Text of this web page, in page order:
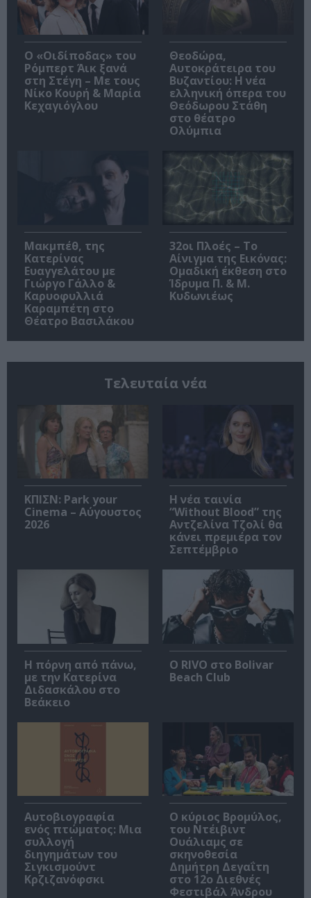
O «Οιδίποδας» του
Ρόμπερτ Άικ ξανά
στη Στέγη – Με τους
Νίκο Κουρή & Μαρία
Κεχαγιόγλου
Θεοδώρα,
Αυτοκράτειρα του
Βυζαντίου: Η νέα
ελληνική όπερα του
Θεόδωρου Στάθη
στο θέατρο
Ολύμπια
Μακμπέθ, της
Κατερίνας
Ευαγγελάτου με
Γιώργο Γάλλο &
Καρυοφυλλιά
Καραμπέτη στο
Θέατρο Βασιλάκου
32οι Πλοές – Το
Αίνιγμα της Εικόνας:
Ομαδική έκθεση στο
Ίδρυμα Π. & Μ.
Κυδωνιέως
Τελευταία νέα
ΚΠΙΣΝ: Park your
Cinema – Αύγουστος
2026
Η νέα ταινία
“Without Blood” της
Αντζελίνα Τζολί θα
κάνει πρεμιέρα τον
Σεπτέμβριο
Η πόρνη από πάνω,
με την Κατερίνα
Διδασκάλου στο
Βεάκειο
Ο RIVO στο Bolivar
Beach Club
Αυτοβιογραφία
ενός πτώματος: Μια
συλλογή
διηγημάτων του
Σιγκισμούντ
Κρζιζανόφσκι
O κύριος Βρομύλος,
του Ντέιβιντ
Ουάλιαμς σε
σκηνοθεσία
Δημήτρη Δεγαΐτη
στο 12ο Διεθνές
Φεστιβάλ Άνδρου